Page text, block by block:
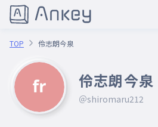
TOP 伶志朗今泉
伶志朗今泉
＠shiromaru212